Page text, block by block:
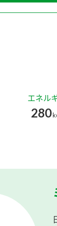
エネル
280